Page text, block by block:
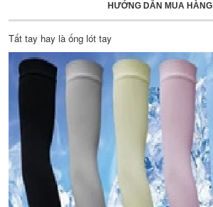
HƯỚNG DẪN MUA HÀNG
Tất tay hay là ống lót tay